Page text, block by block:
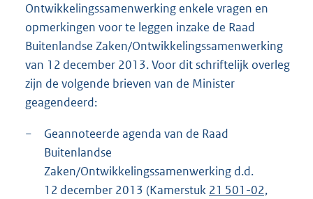
Ontwikkelingssamenwerking enkele vragen en
opmerkingen voor te leggen inzake de Raad
Buitenlandse Zaken/Ontwikkelingssamenwerking
van 12 december 2013. Voor dit schriftelijk overleg
zijn de volgende brieven van de Minister
geagendeerd:
−
Geannoteerde agenda van de Raad
Buitenlandse
Zaken/Ontwikkelingssamenwerking d.d.
12 december 2013 (Kamerstuk 21 501-02,